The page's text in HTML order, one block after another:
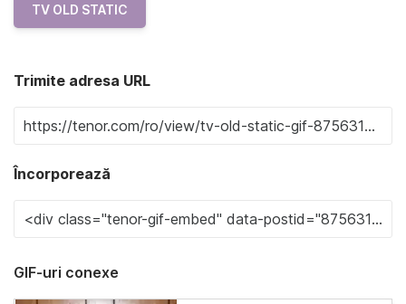
TV OLD STATIC
Trimite adresa URL
Încorporează
GIF-uri conexe